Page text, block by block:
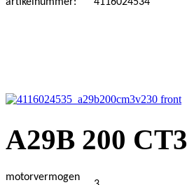
A29B 200 CT3
motorvermogen